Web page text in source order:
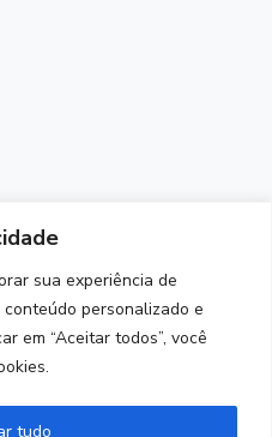
sua experiência de
personalizado e
em “Aceitar todos”, você
tudo